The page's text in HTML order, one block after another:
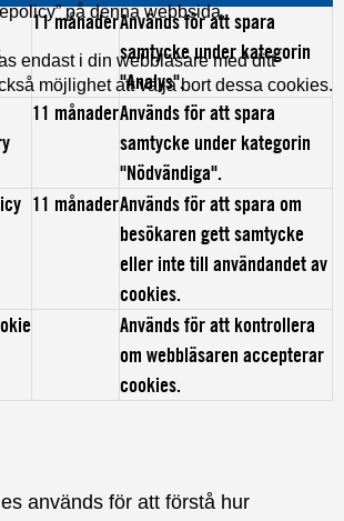
på denna webbsida.
endast i din webbläsare med ditt
möjlighet att välja bort dessa cookies.
11 månaderAnvänds för att spara
samtycke under kategorin
"Analys".
11 månaderAnvänds för att spara
samtycke under kategorin
"Nödvändiga".
11 månaderAnvänds för att spara om
besökaren gett samtycke
eller inte till användandet av
cookies.
Används för att kontrollera
om webbläsaren accepterar
cookies.
används för att förstå hur